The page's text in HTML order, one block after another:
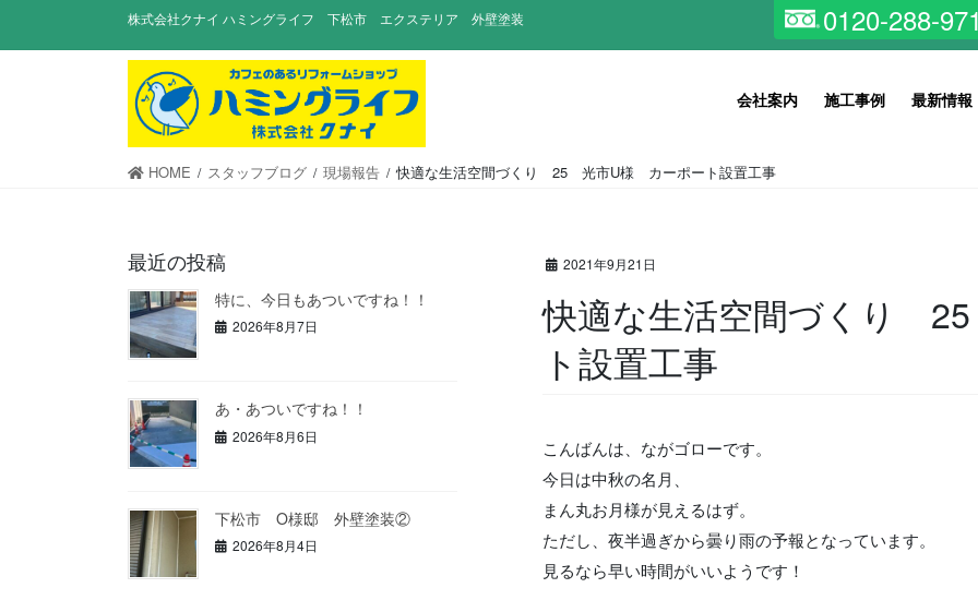
株式会社クナイ ハミングライフ 下松市 エクステリア 外壁塗装 0120-288-
会社案内 施工事例 最新情報
HOME スタッフブログ 現場報告 快適な生活空間づくり 25 光市U様 カーポート設置工事
2021年9月21日
快適な生活空間づくり
ト設置工事
こんばんは、ながゴローです。
今日は中秋の名月、
まん丸お月様が見えるはず。
ただし、夜半過ぎから曇り雨の予報となっています。
見るなら早い時間がいいようです！
最近の投稿
特に、今日もあついですね！！
2026年8月7日
あ・あついですね！！
2026年8月6日
下松市 O様邸 外壁塗装②
2026年8月4日